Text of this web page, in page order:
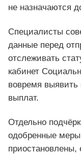
не назначаются
Специалисты
данные перед
отслеживать
кабинет
вовремя
выплат.
Отдельно
одобренные
приостановлены,